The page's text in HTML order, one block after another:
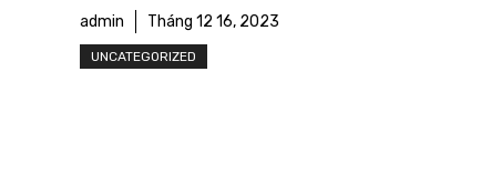
admin Tháng 12 16, 2023
UNCATEGORIZED